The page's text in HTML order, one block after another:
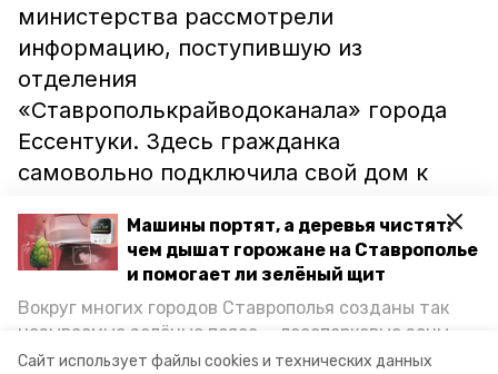
Сайт использует файлы cookies и технических данных
Машины портят, а деревья чистят:
чем дышат горожане на Ставрополье
и помогает ли зелёный щит
Вокруг многих городов Ставрополья созданы так
называемые зелёные пояса — лесопарковые зоны,
снижающие негативное воздействие выхлопных
министерства рассмотрели
информацию, поступившую из
отделения
«Ставрополькрайводоканала» города
Ессентуки. Здесь гражданка
самовольно подключила свой дом к
её оштрафовали.
разыскиваютвандалов, которые
сломали скульптуру орла в курортном